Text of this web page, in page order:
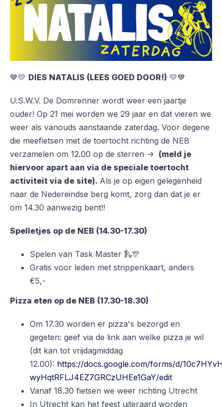
💙💛 DIES NATALIS (LEES GOED DOOR!) 💛💙
U.S.W.V. De Domrenner wordt weer een jaartje
ouder! Op 21 mei worden we 29 jaar en dat vieren we
weer als vanouds aanstaande zaterdag. Voor degene
die meefietsen met de toertocht richting de NEB
verzamelen om 12.00 op de sterren -> (meld je
hiervoor apart aan via de speciale toertocht
activiteit via de site). Als je op eigen gelegenheid
naar de Nedereindse berg komt, zorg dan dat je er
om 14.30 aanwezig bent!!
Spelletjes op de NEB (14.30-17.30)
Spelen van Task Master 🛝🎊
Gratis voor leden met strippenkaart, anders
€5,-
Pizza eten op de NEB (17.30-18.30)
Om 17.30 worden er pizza's bezorgd en
gegeten: geef via de link aan welke pizza je wil
(dit kan tot vrijdagmiddag
12.00): https://docs.google.com/forms/d/
wyHqtRFLJ4EZ7GRCzUHEe1GaY/edit
Vanaf 18.30 fietsen we weer richting Utrecht
In Utrecht kan het feest uiteraard worden